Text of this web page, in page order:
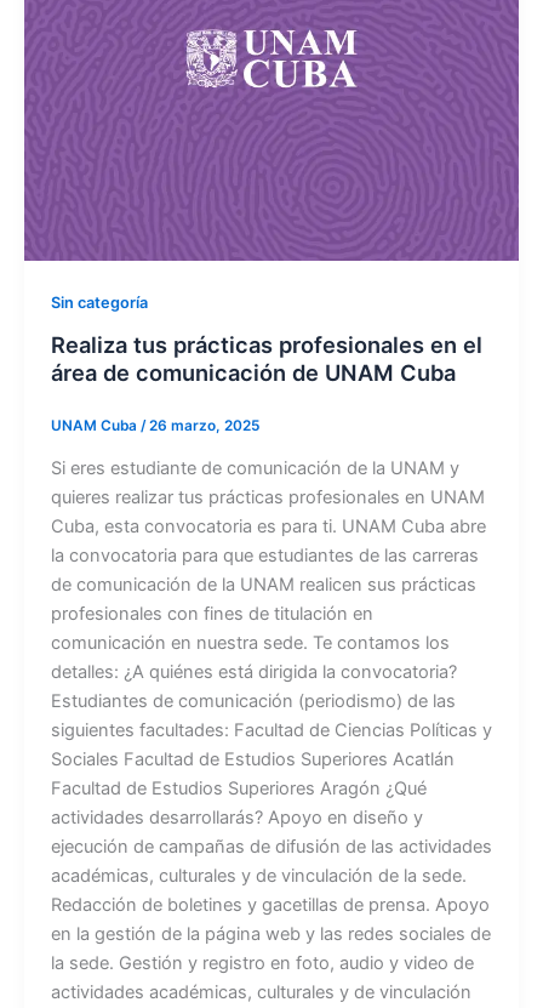
Sin categoría
Realiza tus prácticas profesionales en el
área de comunicación de UNAM Cuba
UNAM Cuba /26 marzo, 2025
Si eres estudiante de comunicación de la UNAM y
quieres realizar tus prácticas profesionales en UNAM
Cuba, esta convocatoria es para ti. UNAM Cuba abre
la convocatoria para que estudiantes de las carreras
de comunicación de la UNAM realicen sus prácticas
profesionales con fines de titulación en
comunicación en nuestra sede. Te contamos los
detalles: ¿A quiénes está dirigida la convocatoria?
Estudiantes de comunicación (periodismo) de las
siguientes facultades: Facultad de Ciencias Políticas y
Sociales Facultad de Estudios Superiores Acatlán
Facultad de Estudios Superiores Aragón ¿Qué
actividades desarrollarás? Apoyo en diseño y
ejecución de campañas de difusión de las actividades
académicas, culturales y de vinculación de la sede.
Redacción de boletines y gacetillas de prensa. Apoyo
en la gestión de la página web y las redes sociales de
la sede. Gestión y registro en foto, audio y video de
actividades académicas, culturales y de vinculación